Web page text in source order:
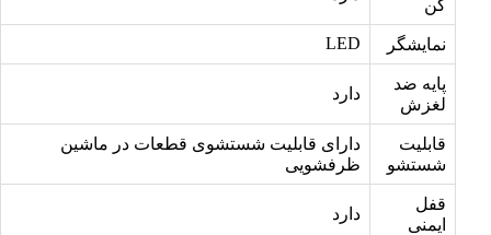
کن
نمایشگر LED
پایه ضد
لغزش
دارد
قابلیت
شستشو
دارای قابلیت شستشوی قطعات در ماشین
ظرفشویی
قفل
ایمنی
دارد